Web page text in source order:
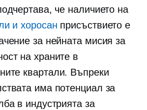
че наличието на
и хоросан присъствието е
за нейната мисия за
на храните в
квартали. Въпреки
има потенциал за
в индустрията за